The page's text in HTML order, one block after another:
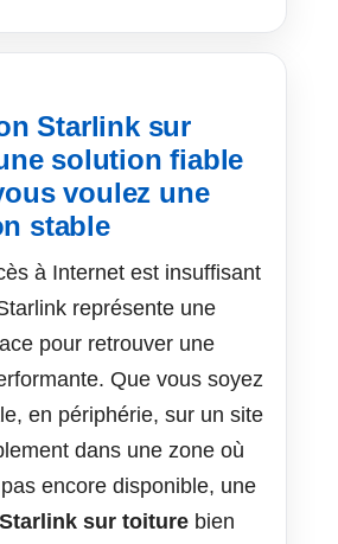
Starlink sur
solution fiable
voulez une
stable
à Internet est insuffisant
représente une
pour retrouver une
Que vous soyez
en périphérie, sur un site
dans une zone où
pas encore disponible, une
sur toiture bien